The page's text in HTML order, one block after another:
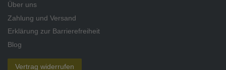
Über uns
Zahlung und Versand
Erklärung zur Barrierefreiheit
Blog
Vertrag widerrufen